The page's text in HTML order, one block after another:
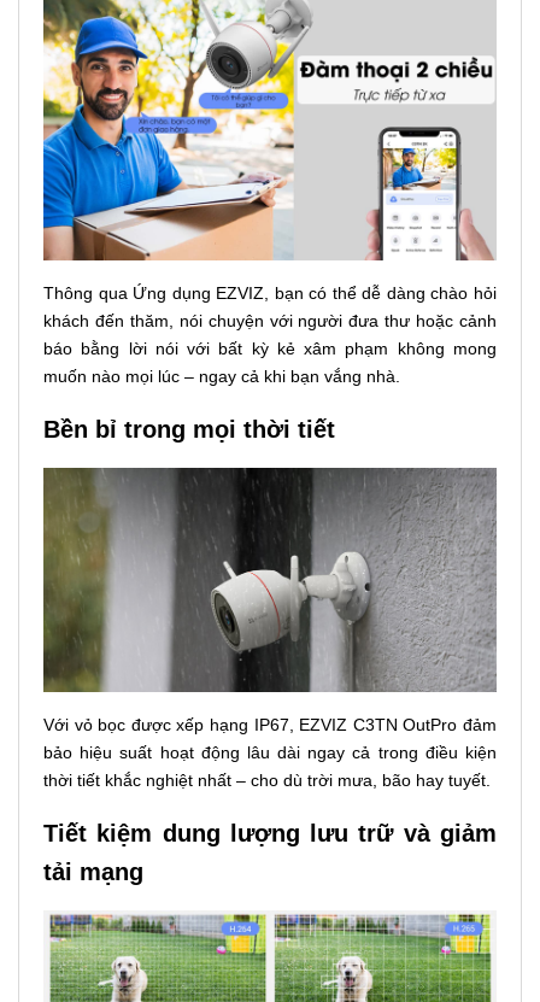
Thông qua Ứng dụng EZVIZ, bạn có thể dễ dàng chào hỏi
khách đến thăm, nói chuyện với người đưa thư hoặc cảnh
báo bằng lời nói với bất kỳ kẻ xâm phạm không mong
muốn nào mọi lúc – ngay cả khi bạn vắng nhà.
Bền bỉ trong mọi thời tiết
Với vỏ bọc được xếp hạng IP67, EZVIZ C3TN OutPro đảm
bảo hiệu suất hoạt động lâu dài ngay cả trong điều kiện
thời tiết khắc nghiệt nhất – cho dù trời mưa, bão hay tuyết.
Tiết kiệm dung lượng lưu trữ và giảm
tải mạng